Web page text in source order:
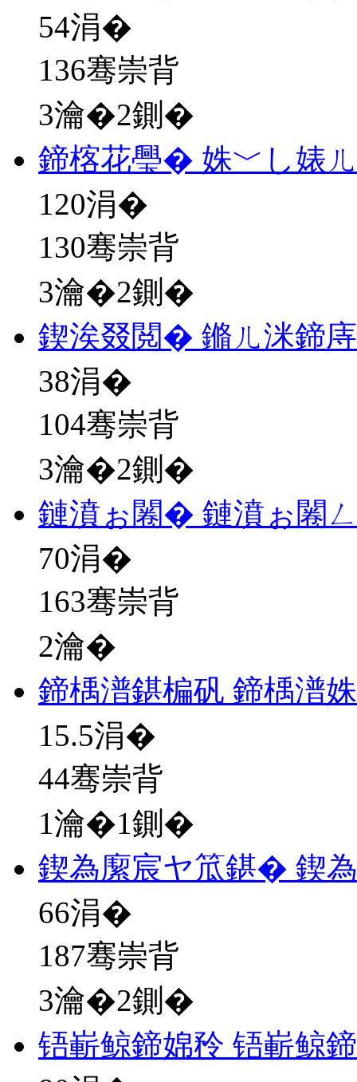
54涓�
136骞崇背
3瀹�2鍘�
鍗楁花璺� 姝﹀し婊
120涓�
130骞崇背
3瀹�2鍘�
鍥涘叕閲� 鏅ㄦ洣鍗
38涓�
104骞崇背
3瀹�2鍘�
鏈濆ぉ闂� 鏈濆ぉ闂
70涓�
163骞崇背
2瀹�
鍗楀潽鍖楄矾 鍗楀潽
15.5涓�
44骞崇背
1瀹�1鍘�
鍥為緳宸ヤ笟鍖� 鍥
66涓�
187骞崇背
3瀹�2鍘�
铻嶄鲸鍗婂矝 铻嶄鲸